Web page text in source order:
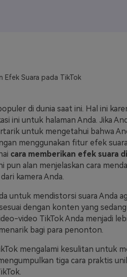
Efek Suara pada TikTok
di dunia saat ini. Hal ini
ini untuk halaman Anda. Jika
untuk mengetahui bahwa
menggunakan fitur efek
cara memberikan efek suara
pun alan menjelaskan cara
kamera Anda.
untuk mendistorsi suara Anda
dengan konten yang
video TikTok Anda menjadi
bagi para penonton.
mengalami kesulitan untuk
tiga cara praktis